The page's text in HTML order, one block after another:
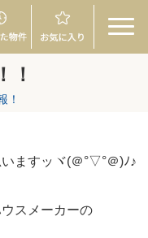
！
！
ますッヾ(＠°▽°＠)ﾉ♪
スメーカーの